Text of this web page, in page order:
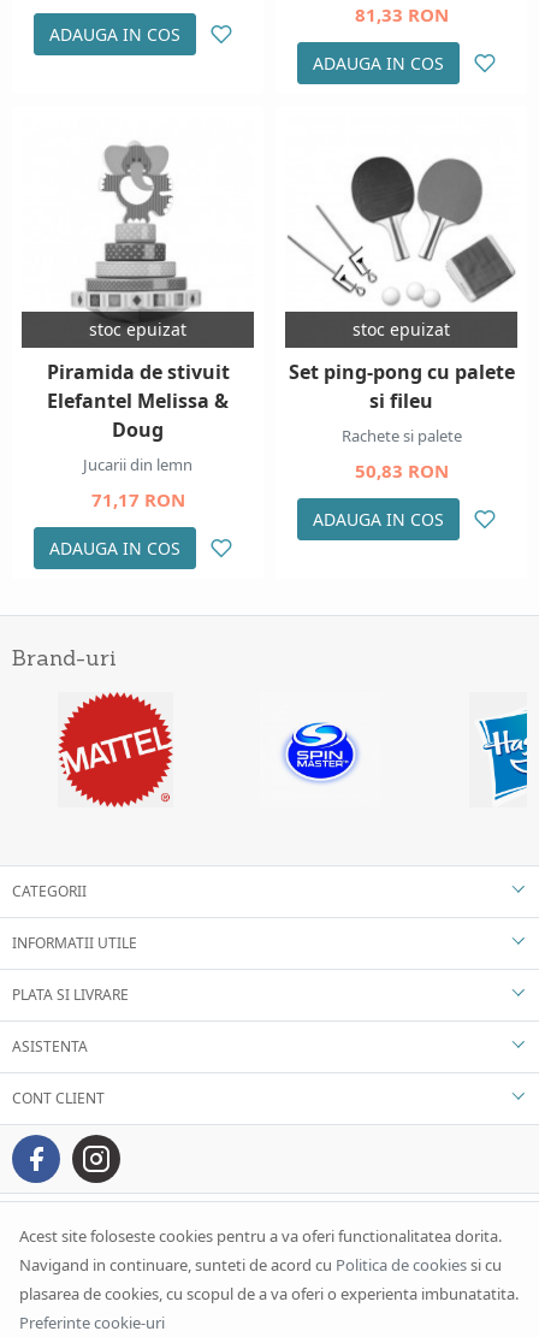
Acest site foloseste cookies pentru a va oferi functionalitatea dorita.
Navigand in continuare, sunteti de acord cu Politica de cookiessi cu
plasarea de cookies, cu scopul de a va oferi o experienta imbunatatita.
Preferinte cookie-uri
ADAUGA IN COS
81,33 RON
ADAUGA IN COS
stoc epuizat
Piramida de stivuit
Elefantel Melissa &
Doug
Jucarii din lemn
71,17 RON
ADAUGA IN COS
stoc epuizat
Set ping-pong cu palete
si fileu
Rachete si palete
50,83 RON
ADAUGA IN COS
Brand-uri
CATEGORII
INFORMATII UTILE
PLATA SI LIVRARE
ASISTENTA
CONT CLIENT